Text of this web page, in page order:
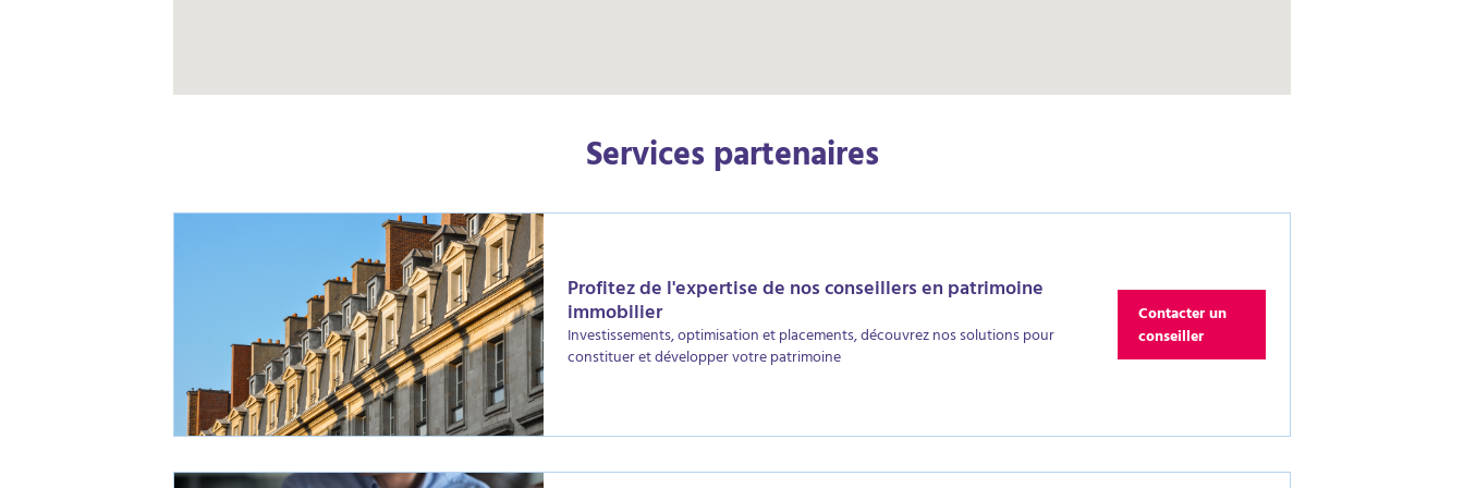
Services partenaires
Profitez de l'expertise de nos conseillers en patrimoine
immobilier
Investissements, optimisation et placements, découvrez nos solutions pour
constituer et développer votre patrimoine
Contacter un
conseiller